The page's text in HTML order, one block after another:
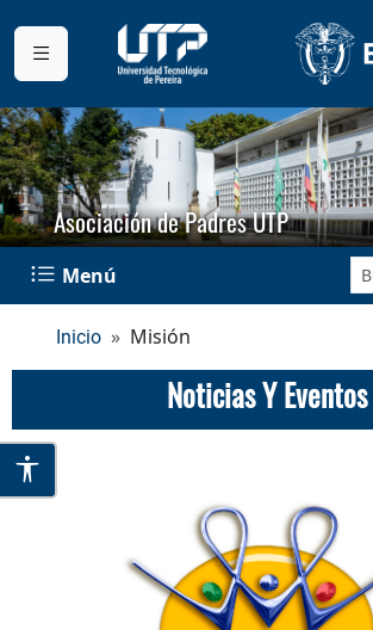
Asociación de Padres UTP
Menú
Inicio Misión
Noticias Y Eventos